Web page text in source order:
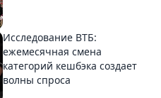
Исследование ВТБ:
ежемесячная смена
категорий кешбэка создает
волны спроса